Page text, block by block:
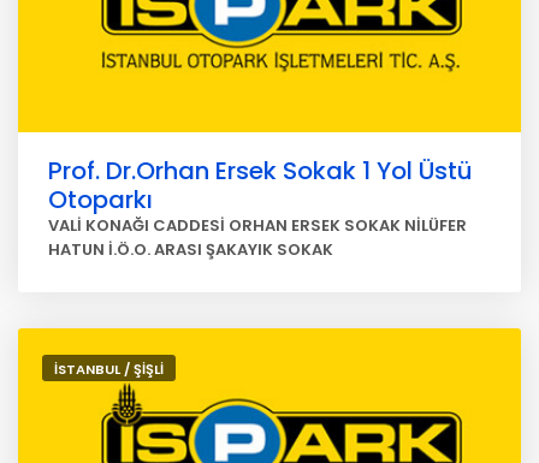
Prof. Dr.Orhan Ersek Sokak 1 Yol Üstü
Otoparkı
VALİ KONAĞI CADDESİ ORHAN ERSEK SOKAK NİLÜFER
HATUN İ.Ö.O. ARASI ŞAKAYIK SOKAK
İSTANBUL / ŞİŞLİ